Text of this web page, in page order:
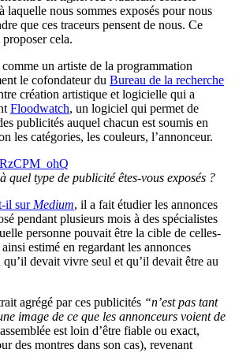
laquelle nous sommes exposés pour nous
que ces traceurs pensent de nous. Ce
cela.
un artiste de la programmation
le cofondateur du Bureau de la recherche
création artistique et logicielle qui a
Floodwatch, un logiciel qui permet de
publicités auquel chacun est soumis en
les catégories, les couleurs, l’annonceur.
quel type de publicité êtes-vous exposés ?
il sur Medium, il a fait étudier les annonces
pendant plusieurs mois à des spécialistes
personne pouvait être la cible de celles-
estimé en regardant les annonces
devait vivre seul et qu’il devait être au
agrégé par ces publicités “n’est pas tant
image de ce que les annonceurs voient de
est loin d’être fiable ou exact,
des montres dans son cas), revenant